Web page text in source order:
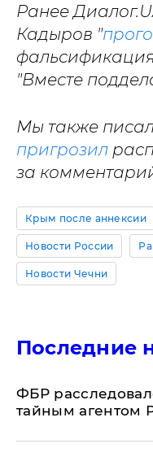
Ранее
Кадыров "
"Вместе
Мы также
пригрозил
за
Крым после аннексии
Новости России
Новости Чечни
Последние
ФБР
тайным агентом